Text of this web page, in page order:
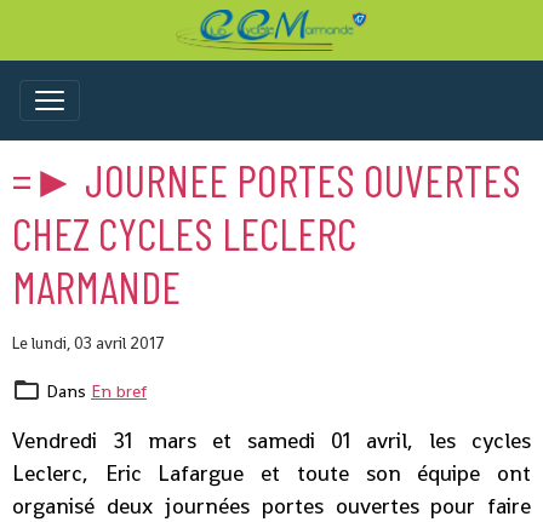
=► JOURNEE PORTES OUVERTES
CHEZ CYCLES LECLERC
MARMANDE
Le lundi, 03 avril 2017
Dans En bref
Vendredi 31 mars et samedi 01 avril, les cycles
Leclerc, Eric Lafargue et toute son équipe ont
organisé deux journées portes ouvertes pour faire